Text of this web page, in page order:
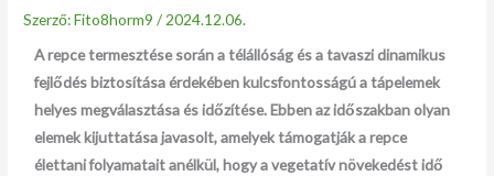
Szerző:Fito8horm9/ 2024.12.06.
A repce termesztése során a télállóság és a tavaszi dinamikus
fejlődés biztosítása érdekében kulcsfontosságú a tápelemek
helyes megválasztása és időzítése. Ebben az időszakban olyan
elemek kijuttatása javasolt, amelyek támogatják a repce
élettani folyamatait anélkül, hogy a vegetatív növekedést idő